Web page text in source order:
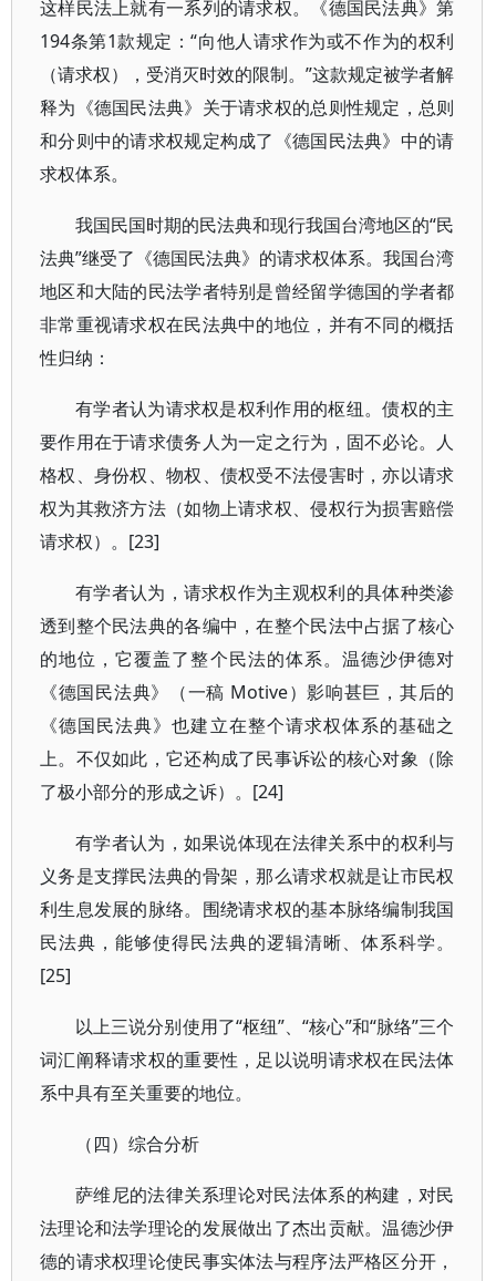
这样民法上就有一系列的请求权。《德国民法典》第
194条第1款规定：“向他人请求作为或不作为的权利
（请求权），受消灭时效的限制。”这款规定被学者解
释为《德国民法典》关于请求权的总则性规定，总则
和分则中的请求权规定构成了《德国民法典》中的请
求权体系。
我国民国时期的民法典和现行我国台湾地区的“民
法典”继受了《德国民法典》的请求权体系。我国台湾
地区和大陆的民法学者特别是曾经留学德国的学者都
非常重视请求权在民法典中的地位，并有不同的概括
性归纳：
有学者认为请求权是权利作用的枢纽。债权的主
要作用在于请求债务人为一定之行为，固不必论。人
格权、身份权、物权、债权受不法侵害时，亦以请求
权为其救济方法（如物上请求权、侵权行为损害赔偿
请求权）。[23]
有学者认为，请求权作为主观权利的具体种类渗
透到整个民法典的各编中，在整个民法中占据了核心
的地位，它覆盖了整个民法的体系。温德沙伊德对
《德国民法典》（一稿 Motive）影响甚巨，其后的
《德国民法典》也建立在整个请求权体系的基础之
上。不仅如此，它还构成了民事诉讼的核心对象（除
了极小部分的形成之诉）。[24]
有学者认为，如果说体现在法律关系中的权利与
义务是支撑民法典的骨架，那么请求权就是让市民权
利生息发展的脉络。围绕请求权的基本脉络编制我国
民法典，能够使得民法典的逻辑清晰、体系科学。
[25]
以上三说分别使用了“枢纽”、“核心”和“脉络”三个
词汇阐释请求权的重要性，足以说明请求权在民法体
系中具有至关重要的地位。
（四）综合分析
萨维尼的法律关系理论对民法体系的构建，对民
法理论和法学理论的发展做出了杰出贡献。温德沙伊
德的请求权理论使民事实体法与程序法严格区分开，